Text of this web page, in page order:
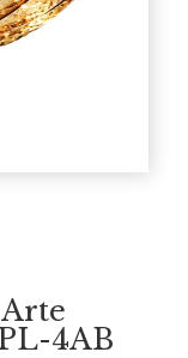
Arte
4AB